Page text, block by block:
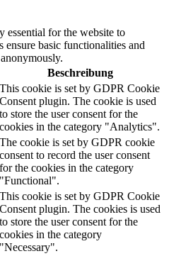
essential for the website to
basic functionalities and
Beschreibung
This cookie is set by GDPR Cookie
Consent plugin. The cookie is used
to store the user consent for the
cookies in the category "Analytics".
The cookie is set by GDPR cookie
consent to record the user consent
for the cookies in the category
"Functional".
This cookie is set by GDPR Cookie
Consent plugin. The cookies is used
to store the user consent for the
cookies in the category
"Necessary".